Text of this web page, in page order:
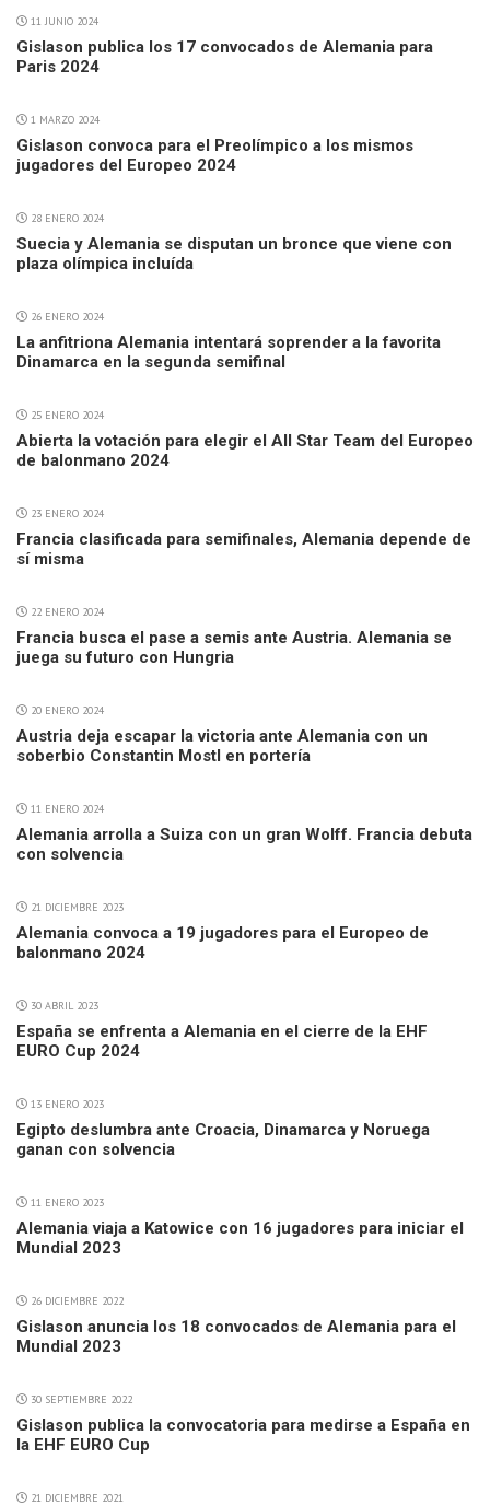
11 JUNIO 2024
Gislason publica los 17 convocados de Alemania para
Paris 2024
1 MARZO 2024
Gislason convoca para el Preolímpico a los mismos
jugadores del Europeo 2024
28 ENERO 2024
Suecia y Alemania se disputan un bronce que viene con
plaza olímpica incluída
26 ENERO 2024
La anfitriona Alemania intentará soprender a la favorita
Dinamarca en la segunda semifinal
25 ENERO 2024
Abierta la votación para elegir el All Star Team del Europeo
de balonmano 2024
23 ENERO 2024
Francia clasificada para semifinales, Alemania depende de
sí misma
22 ENERO 2024
Francia busca el pase a semis ante Austria. Alemania se
juega su futuro con Hungria
20 ENERO 2024
Austria deja escapar la victoria ante Alemania con un
soberbio Constantin Mostl en portería
11 ENERO 2024
Alemania arrolla a Suiza con un gran Wolff. Francia debuta
con solvencia
21 DICIEMBRE 2023
Alemania convoca a 19 jugadores para el Europeo de
balonmano 2024
30 ABRIL 2023
España se enfrenta a Alemania en el cierre de la EHF
EURO Cup 2024
13 ENERO 2023
Egipto deslumbra ante Croacia, Dinamarca y Noruega
ganan con solvencia
11 ENERO 2023
Alemania viaja a Katowice con 16 jugadores para iniciar el
Mundial 2023
26 DICIEMBRE 2022
Gislason anuncia los 18 convocados de Alemania para el
Mundial 2023
30 SEPTIEMBRE 2022
Gislason publica la convocatoria para medirse a España en
la EHF EURO Cup
21 DICIEMBRE 2021